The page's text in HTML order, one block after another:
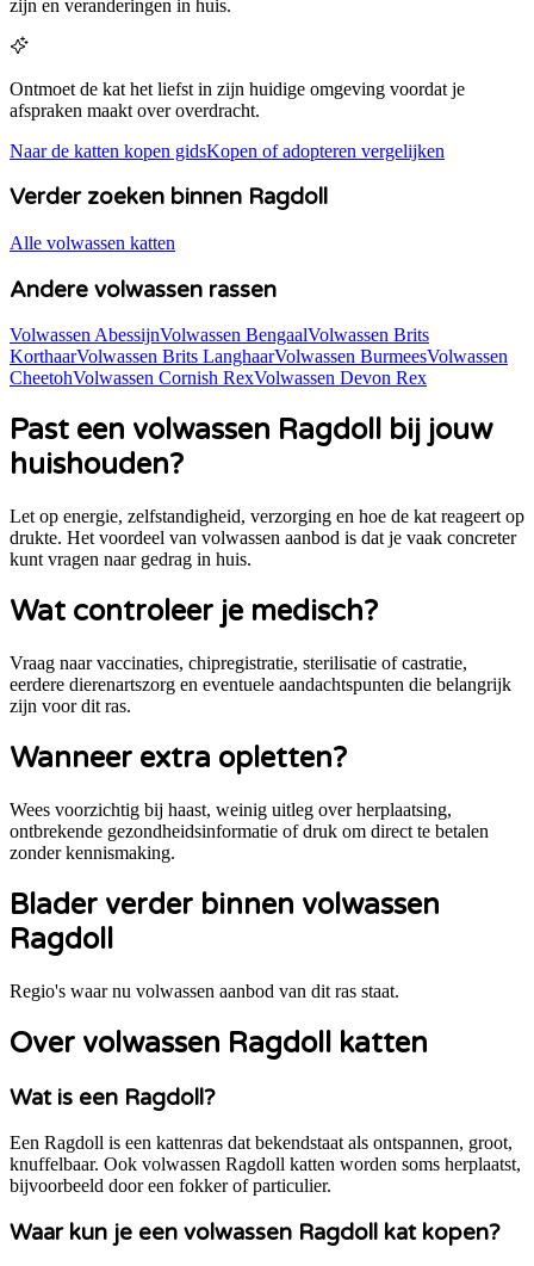
zijn en veranderingen in huis.
Ontmoet de kat het liefst in zijn huidige omgeving voordat je
afspraken maakt over overdracht.
Naar de katten kopen gidsKopen of adopteren vergelijken
Verder zoeken binnen Ragdoll
Alle volwassen katten
Andere volwassen rassen
Volwassen AbessijnVolwassen BengaalVolwassen Brits
KorthaarVolwassen Brits LanghaarVolwassen BurmeesVolwassen
CheetohVolwassen Cornish RexVolwassen Devon Rex
Past een volwassen Ragdoll bij jouw
huishouden?
Let op energie, zelfstandigheid, verzorging en hoe de kat reageert op
drukte. Het voordeel van volwassen aanbod is dat je vaak concreter
kunt vragen naar gedrag in huis.
Wat controleer je medisch?
Vraag naar vaccinaties, chipregistratie, sterilisatie of castratie,
eerdere dierenartszorg en eventuele aandachtspunten die belangrijk
zijn voor dit ras.
Wanneer extra opletten?
Wees voorzichtig bij haast, weinig uitleg over herplaatsing,
ontbrekende gezondheidsinformatie of druk om direct te betalen
zonder kennismaking.
Blader verder binnen volwassen
Ragdoll
Regio's waar nu volwassen aanbod van dit ras staat.
Over volwassen Ragdoll katten
Wat is een Ragdoll?
Een Ragdoll is een kattenras dat bekendstaat als ontspannen, groot,
knuffelbaar. Ook volwassen Ragdoll katten worden soms herplaatst,
bijvoorbeeld door een fokker of particulier.
Waar kun je een volwassen Ragdoll kat kopen?